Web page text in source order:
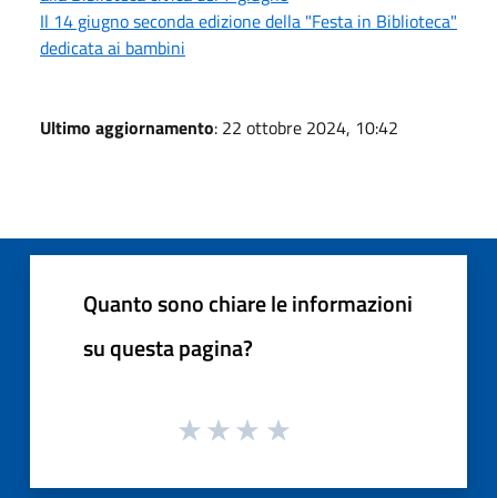
Il 14 giugno seconda edizione della "Festa in Biblioteca"
dedicata ai bambini
Ultimo aggiornamento: 22 ottobre 2024, 10:42
Quanto sono chiare le informazioni
su questa pagina?